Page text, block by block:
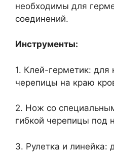
необходимы для
соединений.
Инструменты:
1. Клей-герметик: для
черепицы на краю
2. Нож со
гибкой черепицы под
3. Рулетка и линейка: